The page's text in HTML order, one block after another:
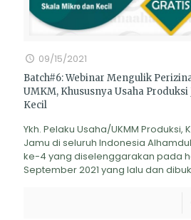
09/15/2021
Batch#6: Webinar Mengulik
UMKM, Khususnya Usaha
Kecil
Ykh. Pelaku Usaha/UKMM Produksi,
Jamu di seluruh Indonesia
ke-4 yang diselenggarakan pada
September 2021 yang lalu dan